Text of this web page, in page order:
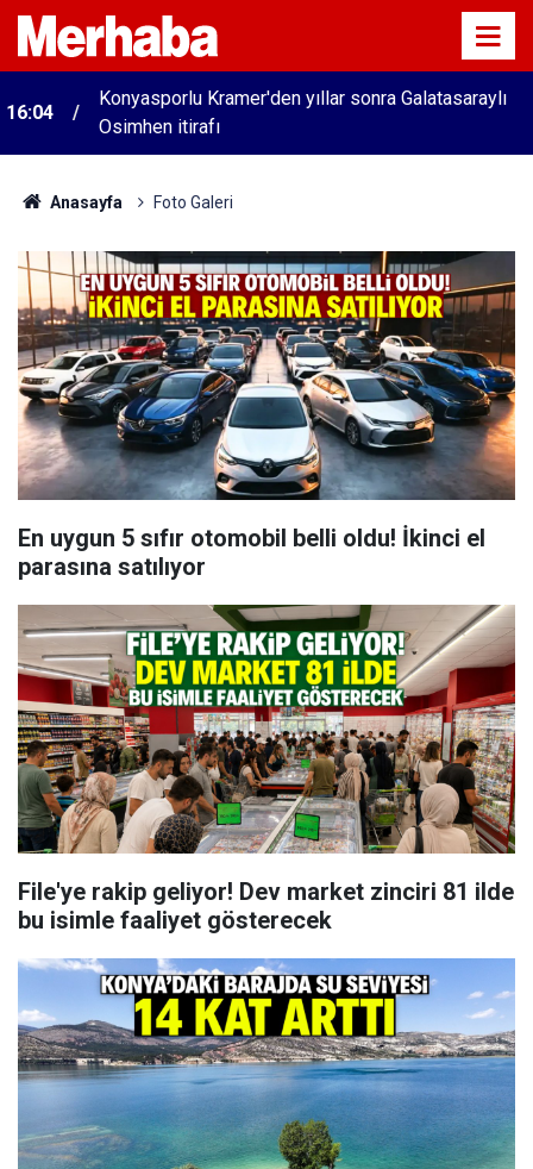
16:04
Konyasporlu Kramer'den yıllar sonra Galatasaraylı
Osimhen itirafı
Anasayfa Foto Galeri
En uygun 5 sıfır otomobil belli oldu! İkinci el
parasına satılıyor
File'ye rakip geliyor! Dev market zinciri 81 ilde
bu isimle faaliyet gösterecek